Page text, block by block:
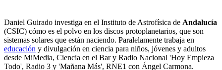
Daniel Guirado investiga en el Instituto de Astrofísica de Andalucía
(CSIC) cómo es el polvo en los discos protoplanetarios, que son
sistemas solares que están naciendo. Paralelamente trabaja en
educación y divulgación en ciencia para niños, jóvenes y adultos
desde MiMedia, Ciencia en el Bar y Radio Nacional 'Hoy Empieza
Todo', Radio 3 y 'Mañana Más', RNE1 con Ángel Carmona.